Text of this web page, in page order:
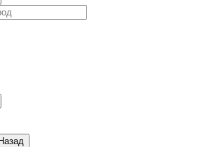
Назад